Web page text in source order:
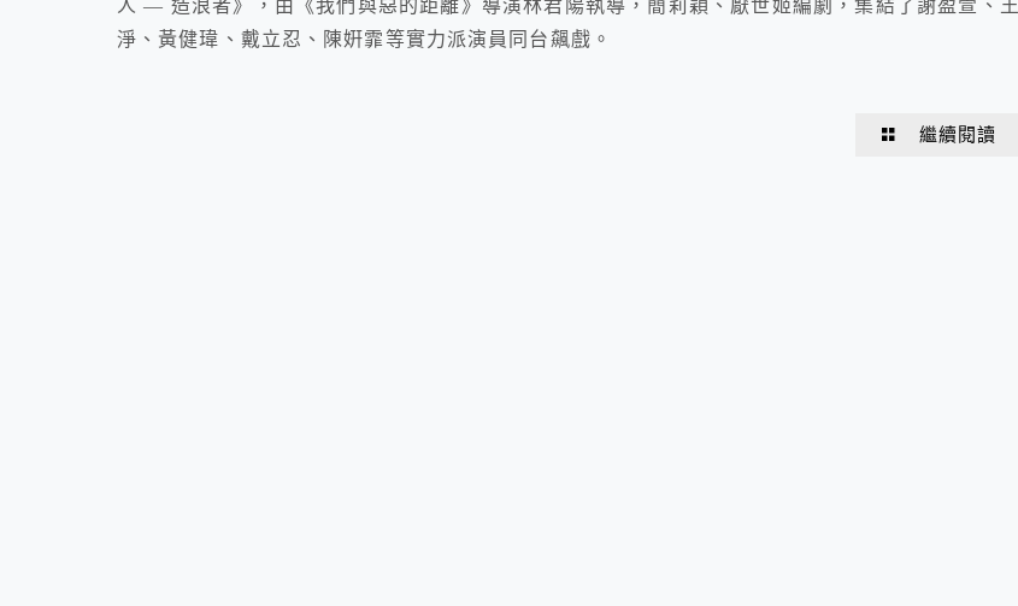
人 — 造浪者》，由《我們與惡的距離》導演林君陽執導，簡莉穎、厭世姬編劇，集結了謝盈萱、王
淨、黃健瑋、戴立忍、陳姸霏等實力派演員同台飆戲。
繼續閱讀